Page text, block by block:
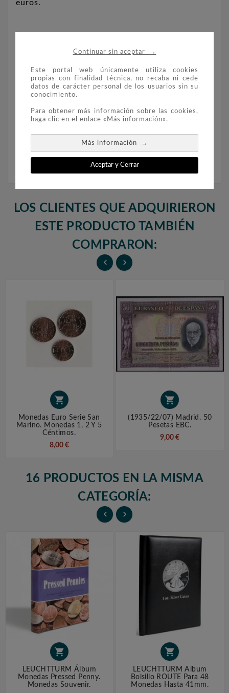
Continuar sin aceptar →
Este portal web únicamente utiliza cookies
propias con finalidad técnica, no recaba ni cede
datos de carácter personal de los usuarios sin su
conocimiento.
Para obtener más información sobre las cookies,
haga clic en el enlace «Más información».
Más información →
Aceptar y Cerrar
euros.
Estas fundas transparentes tienen
compartimentos de diferentes tamaños, que no
guardar y presentar sus monedas de forma
segura.
Contenido: 5 hojas por paquete.
REF. 308740
LOS CLIENTES QUE ADQUIRIERON
ESTE PRODUCTO TAMBIÉN
COMPRARON:
 

Monedas Euro Serie San
Marino. Monedas 1, 2 Y 5
Céntimos.
8,00 €

(1935/22/07) Madrid. 50
Pesetas EBC.
9,00 €
16 PRODUCTOS EN LA MISMA
CATEGORÍA:
 

LEUCHTTURM Álbum
Monedas Pressed Penny.
Monedas Souvenir.

LEUCHTTURM Album
Bolsillo ROUTE Para 48
Monedas Hasta 41mm.